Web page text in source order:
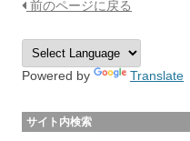
前のページに戻る
Powered by Translate
サイト内検索